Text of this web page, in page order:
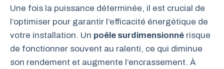
Une fois la puissance déterminée, il est crucial de
l’optimiser pour garantir l’efficacité énergétique de
votre installation. Un poêle surdimensionné risque
de fonctionner souvent au ralenti, ce qui diminue
son rendement et augmente l’encrassement. À